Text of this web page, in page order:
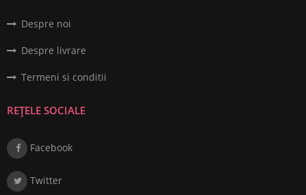
Despre noi
Despre livrare
Termeni si conditii
REȚELE SOCIALE
Facebook
Twitter